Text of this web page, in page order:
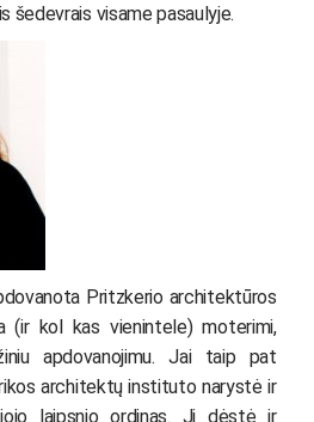
šedevrais visame pasaulyje.
Pritzkerio architektūros
(ir kol kas vienintele) moterimi,
apdovanojimu. Jai taip pat
architektų instituto narystė ir
laipsnio ordinas. Ji dėstė ir